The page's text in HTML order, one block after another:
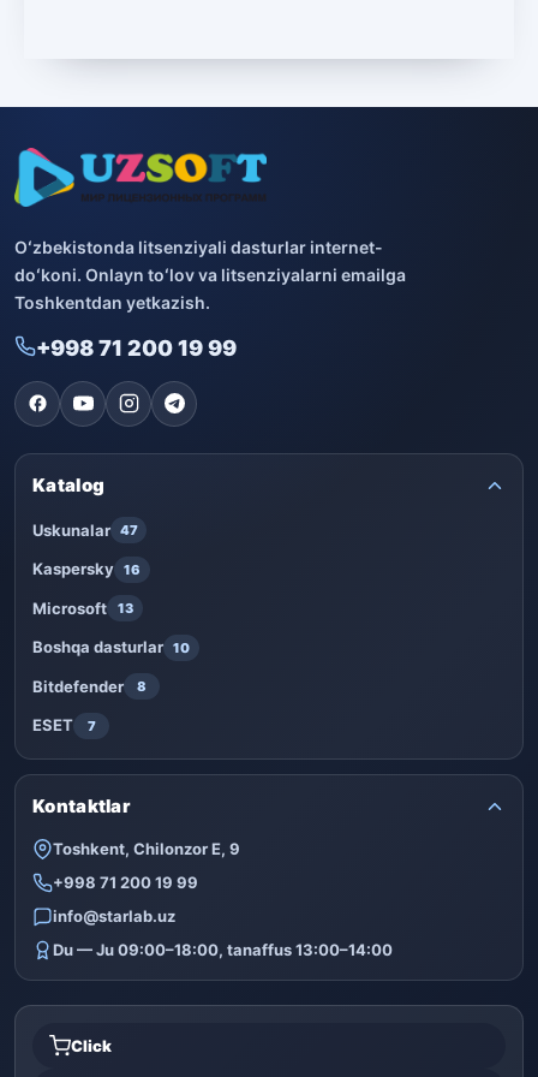
Boshqa dasturlar 10
ESET
PRO32
Dr.Web
Jivo
Oʻzbekistonda litsenziyali dasturlar internet-
doʻkoni. Onlayn toʻlov va litsenziyalarni emailga
Toshkentdan yetkazish.
+998 71 200 19 99
Katalog
Uskunalar 47
Kaspersky 16
Microsoft 13
Boshqa dasturlar 10
Bitdefender 8
ESET 7
Kontaktlar
Toshkent, Chilonzor E, 9
+998 71 200 19 99
info@starlab.uz
Du — Ju 09:00–18:00, tanaffus 13:00–14:00
Click